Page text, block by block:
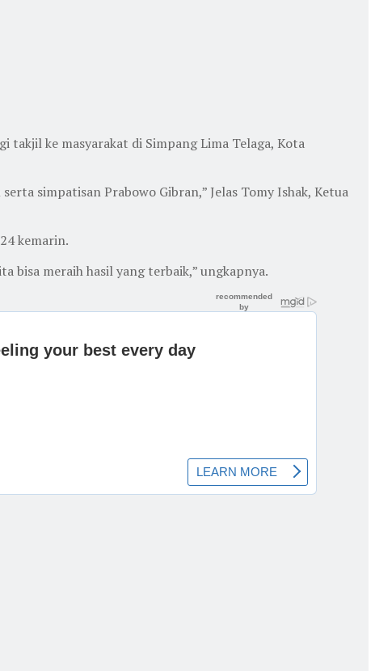
takjil ke masyarakat di Simpang Lima Telaga, Kota
simpatisan Prabowo Gibran,” Jelas Tomy Ishak, Ketua
kemarin.
bisa meraih hasil yang terbaik,” ungkapnya.